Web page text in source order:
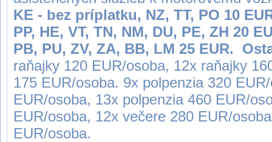
KE - bez príplatku, NZ, TT, PO 10
PP, HE, VT, TN, NM, DU, PE, ZH 20
PB, PU, ZV, ZA, BB, LM 25 EUR.
raňajky 120 EUR/osoba, 12x raňajky
175 EUR/osoba. 9x polpenzia 320
EUR/osoba, 13x polpenzia 460 EUR/
EUR/osoba, 12x večere 280 EUR/
EUR/osoba.